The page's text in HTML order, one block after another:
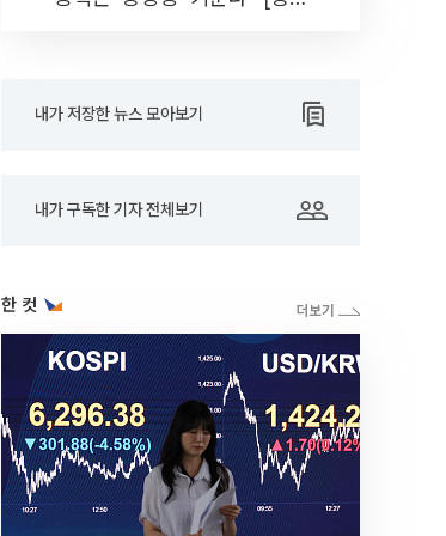
내가 저장한 뉴스 모아보기
내가 구독한 기자 전체보기
한 컷